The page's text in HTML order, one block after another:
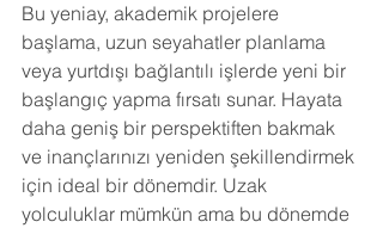
Bu yeniay, akademik projelere
başlama, uzun seyahatler planlama
veya yurtdışı bağlantılı işlerde yeni bir
başlangıç yapma fırsatı sunar. Hayata
daha geniş bir perspektiften bakmak
ve inançlarınızı yeniden şekillendirmek
için ideal bir dönemdir. Uzak
yolculuklar mümkün ama bu dönemde